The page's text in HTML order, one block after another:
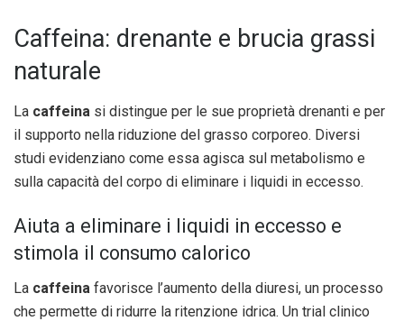
Caffeina: drenante e brucia grassi
naturale
La caffeina si distingue per le sue proprietà drenanti e per
il supporto nella riduzione del grasso corporeo. Diversi
studi evidenziano come essa agisca sul metabolismo e
sulla capacità del corpo di eliminare i liquidi in eccesso.
Aiuta a eliminare i liquidi in eccesso e
stimola il consumo calorico
La caffeina favorisce l’aumento della diuresi, un processo
che permette di ridurre la ritenzione idrica. Un trial clinico